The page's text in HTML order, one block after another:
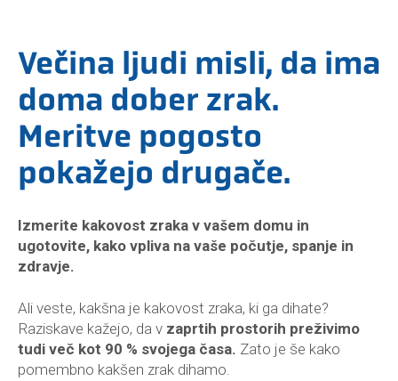
Večina ljudi misli, da ima
doma dober zrak.
Meritve pogosto
pokažejo drugače.
Izmerite kakovost zraka v vašem domu in
ugotovite, kako vpliva na vaše počutje, spanje in
zdravje.
Ali veste, kakšna je kakovost zraka, ki ga dihate?
Raziskave kažejo, da v zaprtih prostorih preživimo
tudi več kot 90 % svojega časa. Zato je še kako
pomembno kakšen zrak dihamo.